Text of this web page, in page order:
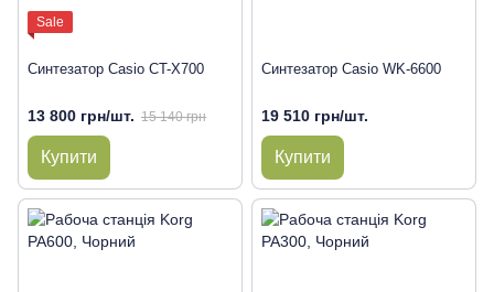
Sale
Синтезатор Casio CT-X700
13 800 грн/шт. 15 140 грн
Купити
Синтезатор Casio WK-6600
19 510 грн/шт.
Купити